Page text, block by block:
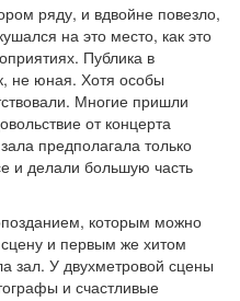
ряду, и вдвойне повезло,
на это место, как это
Публика в
не юная. Хотя особы
Многие пришли
от концерта
предполагала только
и делали большую часть
которым можно
и первым же хитом
зал. У двухметровой сцены
и счастливые